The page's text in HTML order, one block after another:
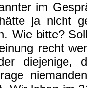
im
ja nicht
Wie bitte?
recht
diejenige,